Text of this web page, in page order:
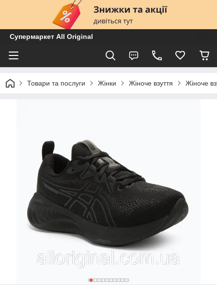
Супермаркет All Original
Товари та послуги Жінки Жіноче взуття Жіноче